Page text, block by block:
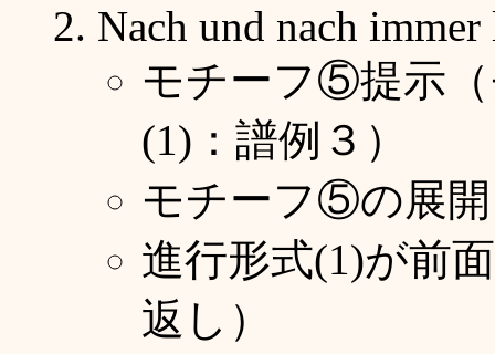
Nach und nach
モチーフ⑤提示
(1)：譜例３）
モチーフ⑤の展開
進行形式(1)が前
返し）